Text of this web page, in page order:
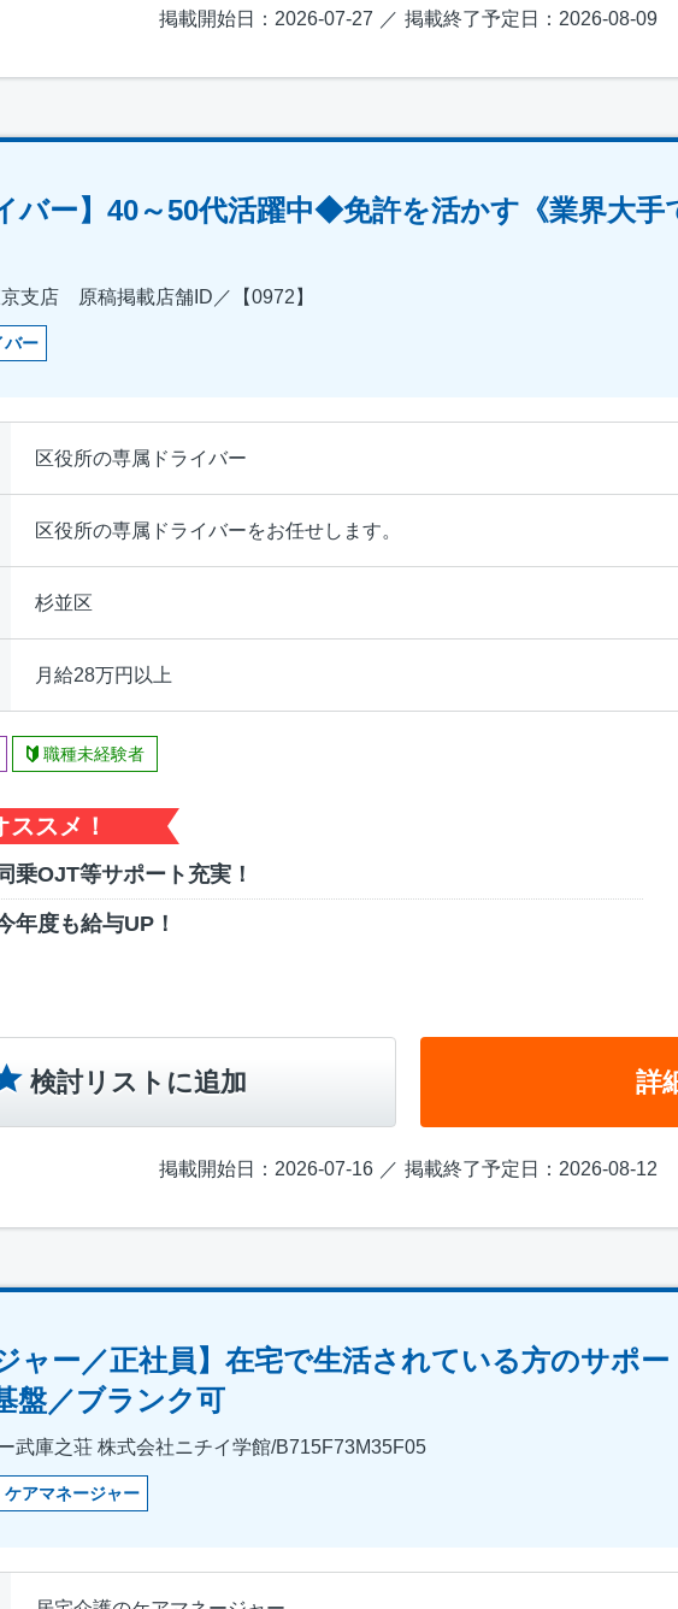
掲載開始日：2026-07-27 掲載終了予定日：2026-08-09
バー】40～50代活躍中◆免許を活かす《業界大
支店 原稿掲載店舗ID／【0972】
バー
区役所の専属ドライバー
区役所の専属ドライバーをお任せします。
杉並区
月給28万円以上
職種未経験者
ススメ！
OJT等サポート充実！
年度も給与UP！
検討リストに追加 詳
掲載開始日：2026-07-16 掲載終了予定日：2026-08-12
ャー／正社員】在宅で生活されている方のサポ
盤／ブランク可
武庫之荘 株式会社ニチイ学館/B715F73M35F05
ケアマネージャー